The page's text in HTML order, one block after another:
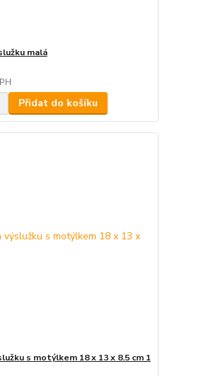
malá
Přidat do košíku
s motýlkem 18 x 13 x 8.5 cm 1